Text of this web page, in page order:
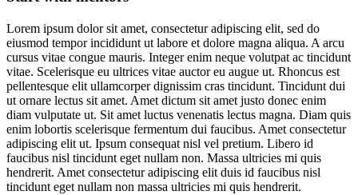
Lorem ipsum dolor sit amet, consectetur adipiscing elit, sed do
eiusmod tempor incididunt ut labore et dolore magna aliqua. A arcu
cursus vitae congue mauris. Integer enim neque volutpat ac tincidunt
vitae. Scelerisque eu ultrices vitae auctor eu augue ut. Rhoncus est
pellentesque elit ullamcorper dignissim cras tincidunt. Tincidunt dui
ut ornare lectus sit amet. Amet dictum sit amet justo donec enim
diam vulputate ut. Sit amet luctus venenatis lectus magna. Diam quis
enim lobortis scelerisque fermentum dui faucibus. Amet consectetur
adipiscing elit ut. Ipsum consequat nisl vel pretium. Libero id
faucibus nisl tincidunt eget nullam non. Massa ultricies mi quis
hendrerit. Amet consectetur adipiscing elit duis id faucibus nisl
tincidunt eget nullam non massa ultricies mi quis hendrerit.